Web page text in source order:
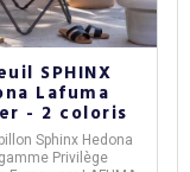
SPHINX
Lafuma
- 2 coloris
Sphinx Hedona
Privilège